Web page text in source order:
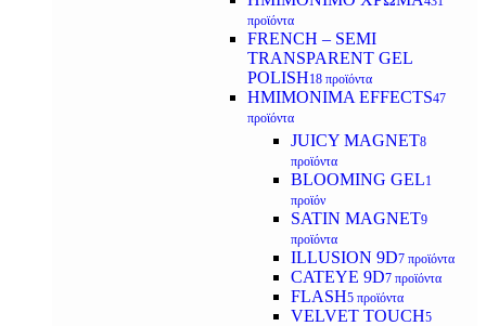
προϊόντα
FRENCH – SEMI
TRANSPARENT GEL
POLISH18 προϊόντα
HMIMONIMA EFFECTS47
προϊόντα
JUICY MAGNET8
προϊόντα
BLOOMING GEL1
προϊόν
SATIN MAGNET9
προϊόντα
ILLUSION 9D7 προϊόντα
CATEYE 9D7 προϊόντα
FLASH5 προϊόντα
VELVET TOUCH5